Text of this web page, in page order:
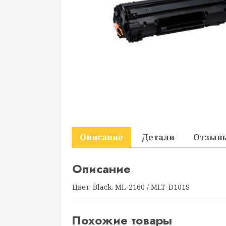
Описание Детали
Описание
Цвет: Black. ML-2160 / MLT-D101S
Похожие товары